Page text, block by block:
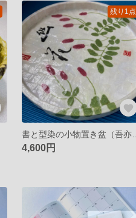
残り1点
書と型染の小物置き盆（吾亦紅）一閑張り
4,600円